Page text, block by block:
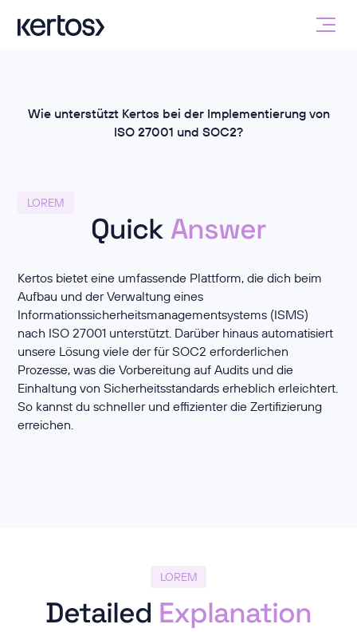
Wie unterstützt Kertos bei der Implementierung von
ISO 27001 und SOC2?
LOREM
Quick Answer
Kertos bietet eine umfassende Plattform, die dich beim
Aufbau und der Verwaltung eines
Informationssicherheitsmanagementsystems (ISMS)
nach ISO 27001 unterstützt. Darüber hinaus automatisiert
unsere Lösung viele der für SOC2 erforderlichen
Prozesse, was die Vorbereitung auf Audits und die
Einhaltung von Sicherheitsstandards erheblich erleichtert.
So kannst du schneller und effizienter die Zertifizierung
erreichen.
LOREM
Detailed Explanation